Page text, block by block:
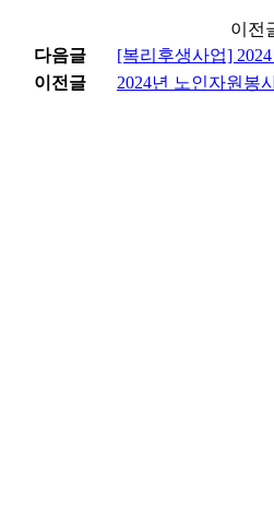
이전
다음글
[복리후생사업]
이전글
2024년 노인자원봉